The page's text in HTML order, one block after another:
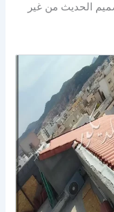
الحديث من غير